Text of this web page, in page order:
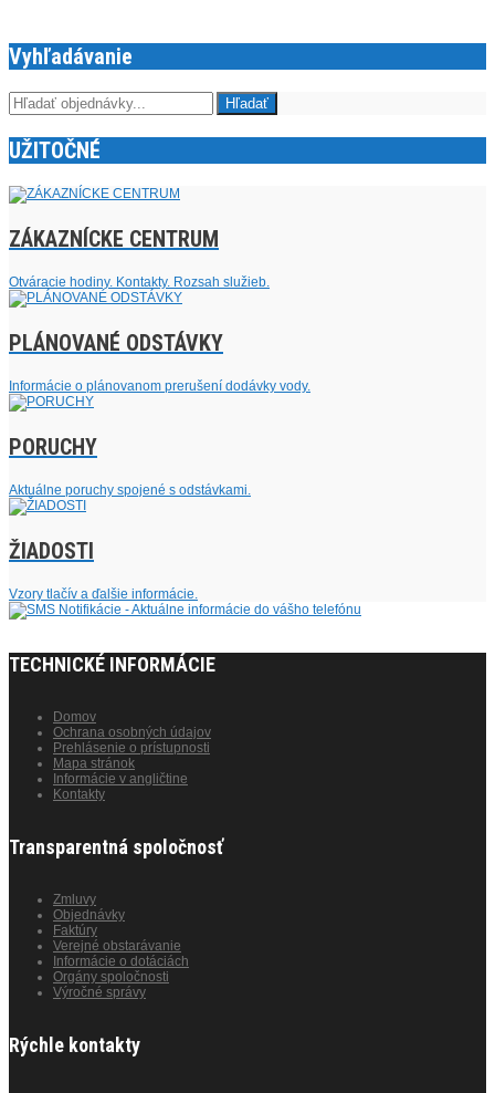
Vyhľadávanie
UŽITOČNÉ
ZÁKAZNÍCKE CENTRUM
Otváracie hodiny. Kontakty. Rozsah služieb.
PLÁNOVANÉ ODSTÁVKY
Informácie o plánovanom prerušení dodávky vody.
PORUCHY
Aktuálne poruchy spojené s odstávkami.
ŽIADOSTI
Vzory tlačív a ďalšie informácie.
TECHNICKÉ INFORMÁCIE
Domov
Ochrana osobných údajov
Prehlásenie o prístupnosti
Mapa stránok
Informácie v angličtine
Kontakty
Transparentná spoločnosť
Zmluvy
Objednávky
Faktúry
Verejné obstarávanie
Informácie o dotáciách
Orgány spoločnosti
Výročné správy
Rýchle kontakty